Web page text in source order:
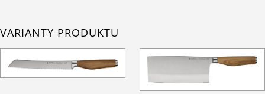
VARIANTY PRODUKTU